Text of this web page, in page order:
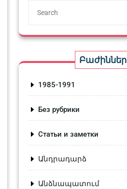
Բաժիններ
1985-1991
Без рубрики
Статьи и заметки
Անդրադարձ
Անձնապատում